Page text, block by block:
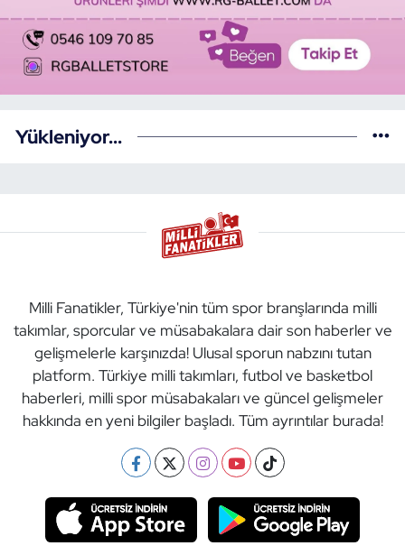
Yükleniyor...
Milli Fanatikler, Türkiye'nin tüm spor branşlarında milli
takımlar, sporcular ve müsabakalara dair son haberler ve
gelişmelerle karşınızda! Ulusal sporun nabzını tutan
platform. Türkiye milli takımları, futbol ve basketbol
haberleri, milli spor müsabakaları ve güncel gelişmeler
hakkında en yeni bilgiler başladı. Tüm ayrıntılar burada!